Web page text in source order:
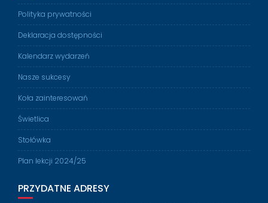
Polityka prywatności
Deklaracja dostępności
Kalendarz wydarzeń
Nasze sukcesy
Koła zainteresowań
Świetlica
Stołówka
Plan lekcji 2024/25
PRZYDATNE ADRESY